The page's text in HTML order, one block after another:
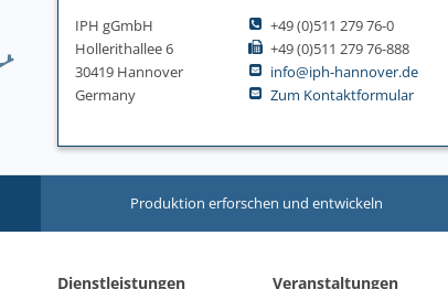
IPH gGmbH
Hollerithallee 6
30419 Hannover
Germany
+49 (0)511 279 76-0
+49 (0)511 279 76-888
info@iph-hannover.de
Zum Kontaktformular
Produktion erforschen und entwickeln
Dienstleistungen Veranstaltungen